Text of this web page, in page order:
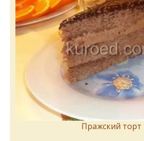
Пражский торт